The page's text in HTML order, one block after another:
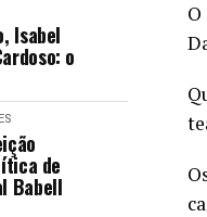
Isabel
o
de
Babell